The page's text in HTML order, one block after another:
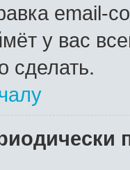
email-
у вас
сделать.